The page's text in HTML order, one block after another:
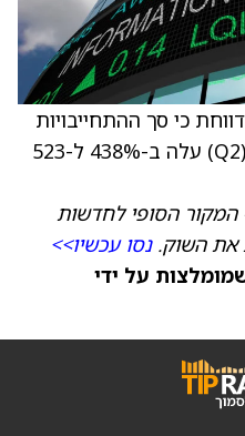
כי סך ההתחייבויות
לביצוע שנותרו ברבעון השני (Q2) עלה ב-438% ל-523
המקור הסופי לחדשות
את השוק.נסו עכשיו>>
על ידי